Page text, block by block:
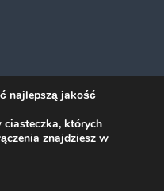
najlepszą jakość
których
znajdziesz w